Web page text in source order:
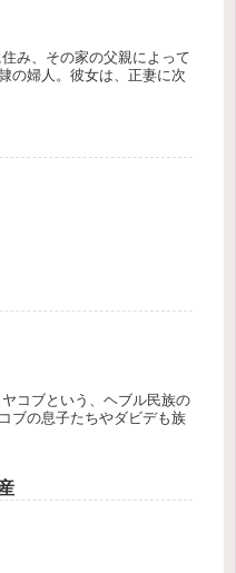
み、その家の父親によって
の婦人。彼女は、正妻に次
コブという、ヘブル民族の
ブの息子たちやダビデも族